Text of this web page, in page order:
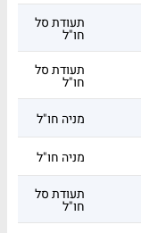
תעודת סל
חו"ל
תעודת סל
חו"ל
מניה חו"ל
מניה חו"ל
תעודת סל
חו"ל